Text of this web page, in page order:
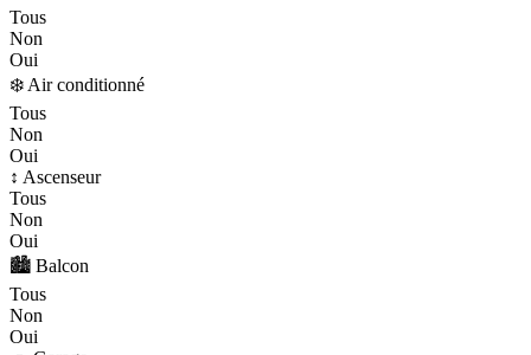
Tous
Non
Oui
❄️ Air conditionné
Tous
Non
Oui
↕️ Ascenseur
Tous
Non
Oui
🏙️ Balcon
Tous
Non
Oui